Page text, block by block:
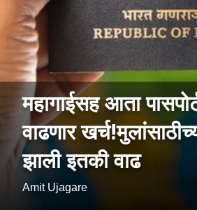
महागाईसह आता
वाढणार
झाली इतकी वाढ
Amit Ujagare